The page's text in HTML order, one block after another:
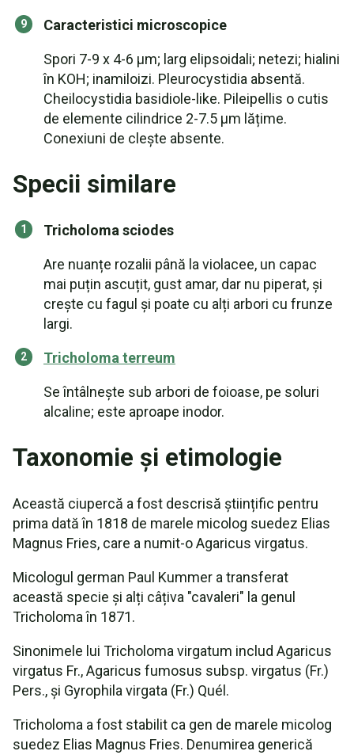
Caracteristici microscopice
Spori 7-9 x 4-6 µm; larg elipsoidali; netezi; hialini
în KOH; inamiloizi. Pleurocystidia absentă.
Cheilocystidia basidiole-like. Pileipellis o cutis
de elemente cilindrice 2-7.5 µm lățime.
Conexiuni de clește absente.
Specii similare
Tricholoma sciodes
Are nuanțe rozalii până la violacee, un capac
mai puțin ascuțit, gust amar, dar nu piperat, și
crește cu fagul și poate cu alți arbori cu frunze
largi.
Tricholoma terreum
Se întâlnește sub arbori de foioase, pe soluri
alcaline; este aproape inodor.
Taxonomie și etimologie
Această ciupercă a fost descrisă științific pentru
prima dată în 1818 de marele micolog suedez Elias
Magnus Fries, care a numit-o Agaricus virgatus.
Micologul german Paul Kummer a transferat
această specie și alți câțiva "cavaleri" la genul
Tricholoma în 1871.
Sinonimele lui Tricholoma virgatum includ Agaricus
virgatus Fr., Agaricus fumosus subsp. virgatus (Fr.)
Pers., și Gyrophila virgata (Fr.) Quél.
Tricholoma a fost stabilit ca gen de marele micolog
suedez Elias Magnus Fries. Denumirea generică